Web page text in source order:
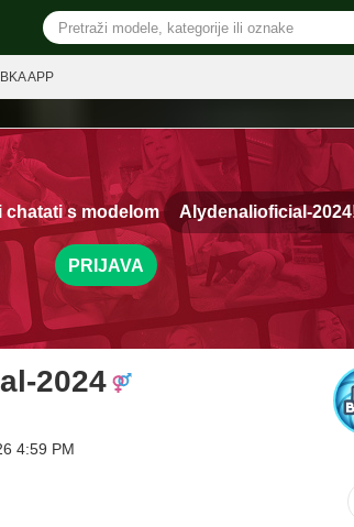
APP
chatati s modelom Alydenalioficial-
PRIJAVA
2024
4:59 PM